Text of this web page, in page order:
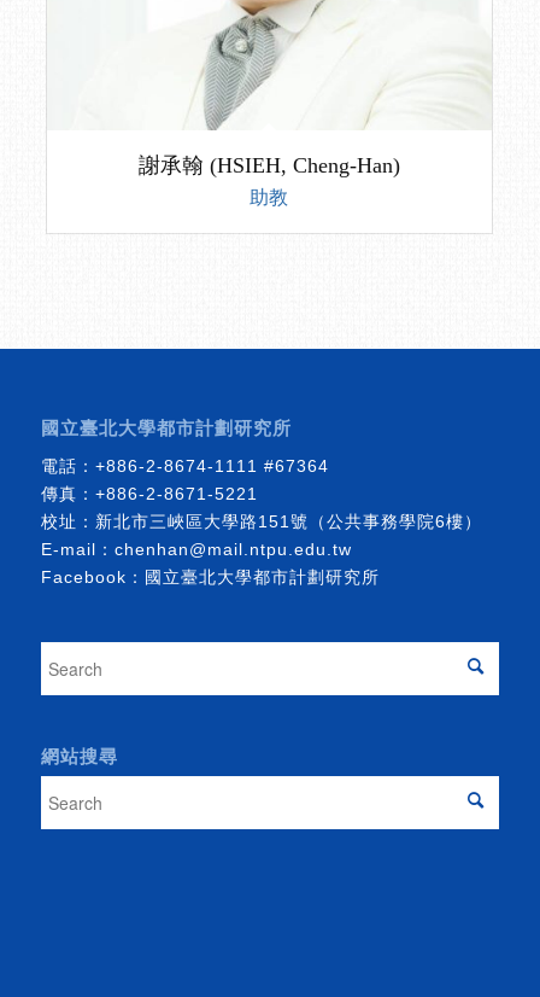
謝承翰 (HSIEH, Cheng-Han)
助教
國立臺北大學都市計劃研究所
電話： +886-2-8674-1111 #67364
傳真：+886-2-8671-5221
校址：新北市三峽區大學路151號（公共事務學院6樓）
E-mail： chenhan@mail.ntpu.edu.tw
Facebook： 國立臺北大學都市計劃研究所
網站搜尋